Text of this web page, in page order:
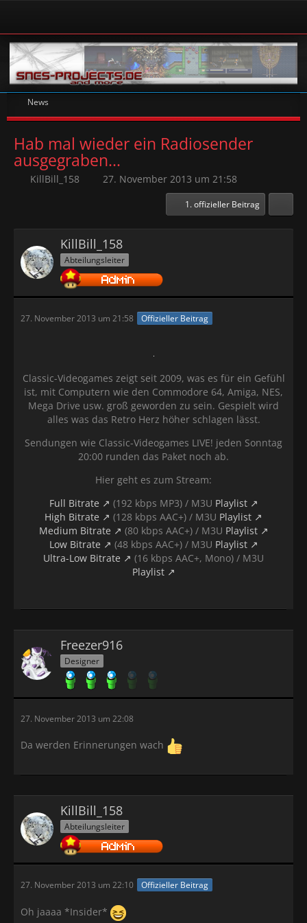
News
Hab mal wieder ein Radiosender
ausgegraben...
KillBill_158 27. November 2013 um 21:58
1. offizieller Beitrag
KillBill_158
Abteilungsleiter
27. November 2013 um 21:58 Offizieller Beitrag
Classic-Videogames zeigt seit 2009, was es für ein Gefühl
ist, mit Computern wie den Commodore 64, Amiga, NES,
Mega Drive usw. groß geworden zu sein. Gespielt wird
alles was das Retro Herz höher schlagen lässt.
Sendungen wie Classic-Videogames LIVE! jeden Sonntag
20:00 runden das Paket noch ab.
Hier geht es zum Stream:
Full Bitrate
(192 kbps MP3) / M3U Playlist
High Bitrate
(128 kbps AAC+) / M3U Playlist
Medium Bitrate
(80 kbps AAC+) / M3U Playlist
Low Bitrate
(48 kbps AAC+) / M3U Playlist
Ultra-Low Bitrate
(16 kbps AAC+, Mono) / M3U
Playlist
Freezer916
Designer
27. November 2013 um 22:08
Da werden Erinnerungen wach
KillBill_158
Abteilungsleiter
27. November 2013 um 22:10 Offizieller Beitrag
Oh jaaaa *Insider*